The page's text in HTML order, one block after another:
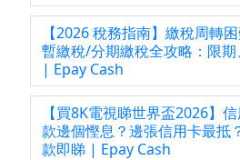
【2026 稅務指南】繳稅周轉
暫繳稅/分期繳稅全攻略：限
| Epay Cash
【買8K電視睇世界盃2026】
款邊個慳息？邊張信用卡最抵
款即睇 | Epay Cash